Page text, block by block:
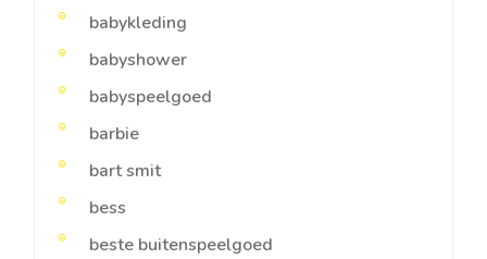
babykleding
babyshower
babyspeelgoed
barbie
bart smit
bess
beste buitenspeelgoed